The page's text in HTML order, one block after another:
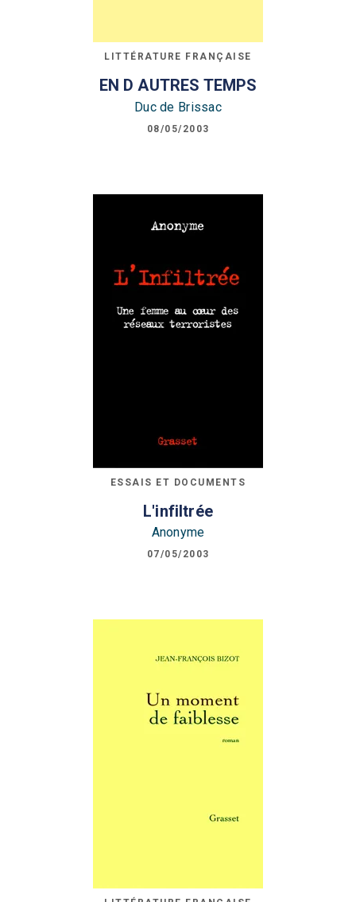
LITTÉRATURE FRANÇAISE
EN D AUTRES TEMPS
Duc de Brissac
08/05/2003
ESSAIS ET DOCUMENTS
L'infiltrée
Anonyme
07/05/2003